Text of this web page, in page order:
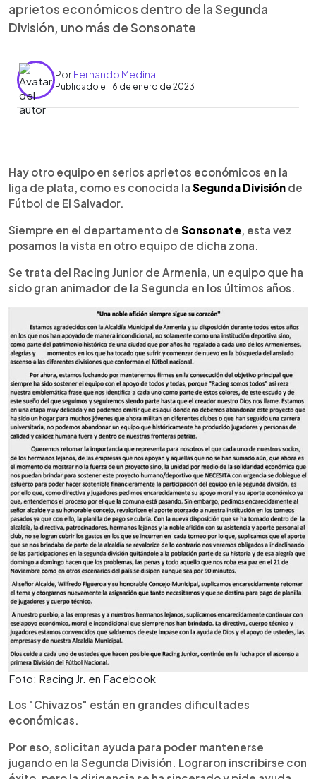
aprietos económicos dentro de la Segunda
División, uno más de Sonsonate
PorFernando Medina
Publicado el 16 de enero de 2023
Escuchar artículo
Hay otro equipo en serios aprietos económicos en la
liga de plata, como es conocida la Segunda División de
Fútbol de El Salvador.
Siempre en el departamento de Sonsonate, esta vez
posamos la vista en otro equipo de dicha zona.
Se trata del Racing Junior de Armenia, un equipo que ha
sido gran animador de la Segunda en los últimos años.
Foto: Racing Jr. en Facebook
Los "Chivazos" están en grandes dificultades
económicas.
Por eso, solicitan ayuda para poder mantenerse
jugando en la Segunda División. Lograron inscribirse con